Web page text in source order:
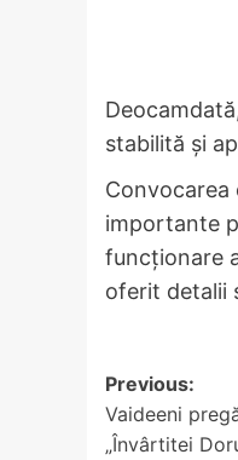
stabilită și
Convocarea
importante
funcționare
oferit detalii
Post
Previous:
Vaideeni
„Învârtitei